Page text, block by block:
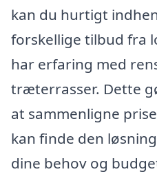
kan du hurtigt
forskellige tilbud fra
har erfaring med
træterrasser. Dette
at sammenligne
kan finde den
dine behov og